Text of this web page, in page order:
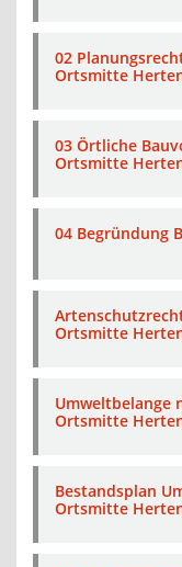
02
Ortsmitte
03 Örtliche
Ortsmitte
04 Begründung
Ortsmitte
Umweltbelange
Ortsmitte
Bestandsplan
Ortsmitte